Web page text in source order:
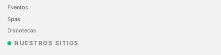
Eventos
Spas
Discotecas
NUESTROS SITIOS